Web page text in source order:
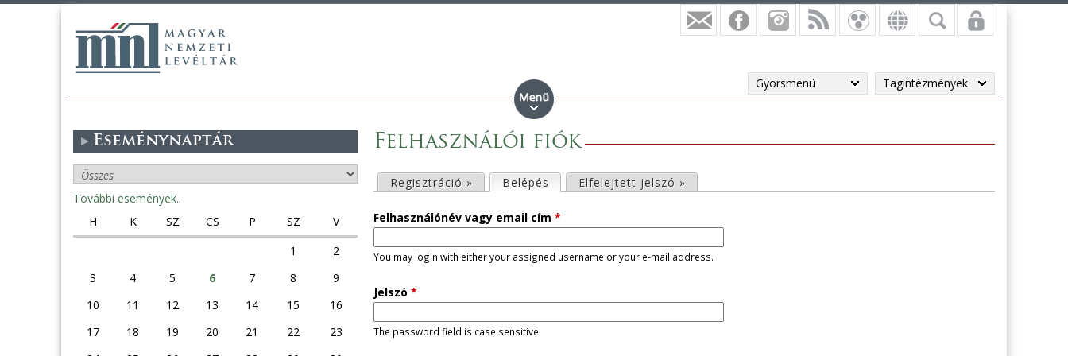
Gyorsmenü Tagintézmények
Felhasználói fiók
l
s
ő
d
Regisztráció » Belépés (aktív fül)Elfelejtett jelszó »
Felhasználónév vagy email cím *
You may login with either your assigned username or your e-mail address.
Jelszó *
The password field is case sensitive.
Eseménynaptár
További események..
H
K SZ CS P SZ
V
1
2
3
4 5 6 7 8
9
10
11 12 13 14 15
16
17
18 19 20 21 22
23